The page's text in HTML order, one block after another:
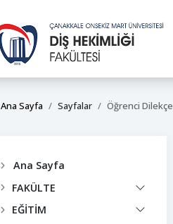
Ana Sayfa Sayfalar Öğrenci
Ana Sayfa
FAKÜLTE
EĞİTİM